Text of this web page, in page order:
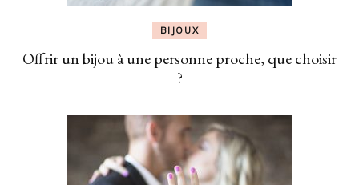
BIJOUX
Offrir un bijou à une personne proche, que choisir
?